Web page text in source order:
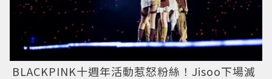
BLACKPINK十週年活動惹怒粉絲！Jisoo下場滅